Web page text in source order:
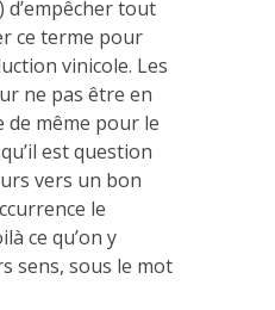
tout
ce terme pour
vinicole. Les
ne pas être en
même pour le
est question
vers un bon
le
ce qu’on y
sens, sous le mot